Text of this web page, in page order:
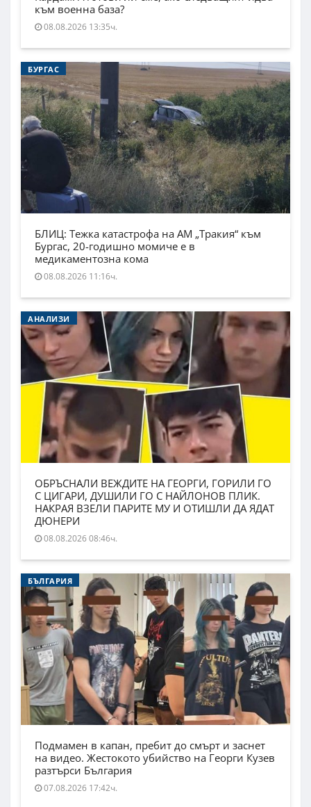
към военна база?
08.08.2026 13:35ч.
БУРГАС
БЛИЦ: Тежка катастрофа на АМ „Тракия“ към
Бургас, 20-годишно момиче е в
медикаментозна кома
08.08.2026 11:16ч.
АНАЛИЗИ
ОБРЪСНАЛИ ВЕЖДИТЕ НА ГЕОРГИ, ГОРИЛИ ГО
С ЦИГАРИ, ДУШИЛИ ГО С НАЙЛОНОВ ПЛИК.
НАКРАЯ ВЗЕЛИ ПАРИТЕ МУ И ОТИШЛИ ДА ЯДАТ
ДЮНЕРИ
08.08.2026 08:46ч.
БЪЛГАРИЯ
Подмамен в капан, пребит до смърт и заснет
на видео. Жестокото убийство на Георги Кузев
разтърси България
07.08.2026 17:42ч.